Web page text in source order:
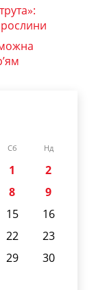
рослини
Сб Нд
1
2
8
9
15
16
22
23
29
30